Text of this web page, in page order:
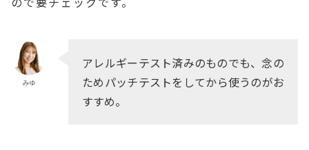
みゆ
アレルギーテスト済みのものでも、念の
ためパッチテストをしてから使うのがお
すすめ。